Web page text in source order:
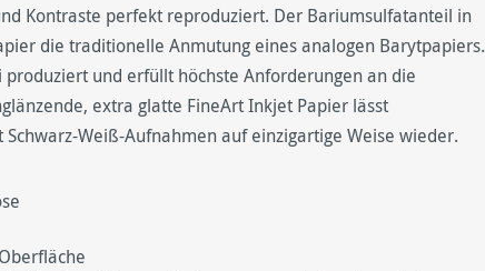
Kontraste perfekt reproduziert. Der Bariumsulfatanteil in
die traditionelle Anmutung eines analogen Barytpapiers.
und erfüllt höchste Anforderungen an die
extra glatte FineArt Inkjet Papier lässt
Weiß-Aufnahmen auf einzigartige Weise wieder.